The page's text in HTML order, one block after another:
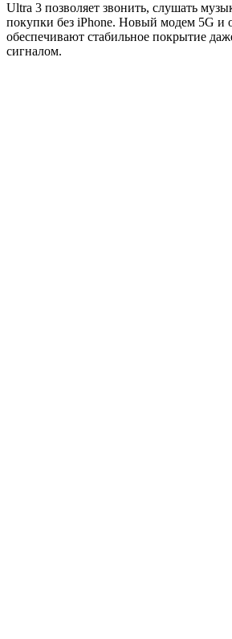
Ultra 3 позволяет звонить, слушать
покупки без iPhone. Новый модем 5G и
обеспечивают стабильное покрытие
сигналом.